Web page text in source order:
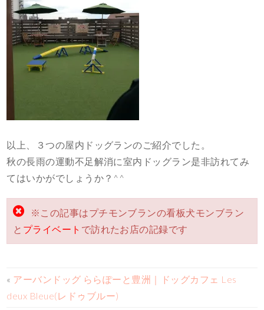
以上、３つの屋内ドッグランのご紹介でした。
秋の長雨の運動不足解消に室内ドッグラン是非訪れてみ
てはいかがでしょうか？^^
※この記事はプチモンブランの看板犬モンブラン
と プライベート で訪れたお店の記録です
« アーバンドッグ ららぽーと豊洲｜ドッグカフェ Les
deux Bleue(レドゥブルー)